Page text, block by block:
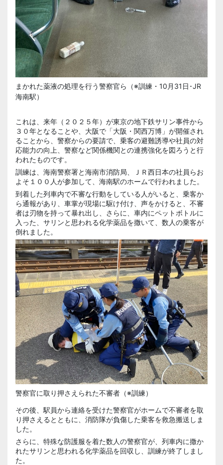
まかれた薬液の処理を行う警察官ら（※訓練・10月31日･JR
海南駅）
これは、来年（２０２５年）が東京の地下鉄サリン事件から
３０年となることや、大阪で「大阪・関西万博」が開催され
ることから、警察からの要請で、乗客の避難誘導や社員の対
応能力の向上、警察など関係機関との連携強化を図ろうと行
われたものです。
訓練は、海南警察署と海南市消防局、ＪＲ西日本の社員らお
よそ１００人が参加して、海南駅のホームで行われました。
到着した列車内で不審な行動をしている人がいると、乗客か
ら通報があり、車掌が現場に駆け付け、声をかけると、不審
者は刃物を持って暴れ出し、さらに、車内にペットボトルに
入った、サリンと思われる化学薬品を撒いて、数人の乗客が
倒れました。
警察官に取り押さえられた不審者（※訓練）
その後、駅員から連絡を受けた警察官がホームで不審者を取
り押さえるとともに、消防隊が負傷した乗客を救急搬送しま
した。
さらに、特殊な防護服を着た数人の警察官が、列車内に撒か
れたサリンと思われる化学薬品を回収し、訓練が終了しまし
た。